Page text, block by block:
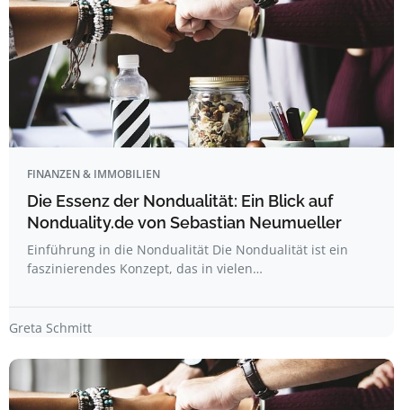
FINANZEN & IMMOBILIEN
Die Essenz der Nondualität: Ein Blick auf
Nonduality.de von Sebastian Neumueller
Einführung in die Nondualität Die Nondualität ist ein
faszinierendes Konzept, das in vielen…
Greta Schmitt